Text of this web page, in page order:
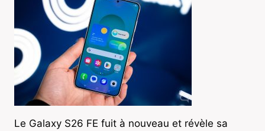
Le Galaxy S26 FE fuit à nouveau et révèle sa